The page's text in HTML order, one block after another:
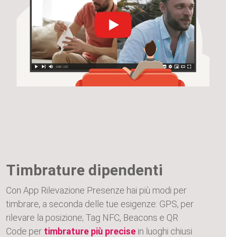
Timbrature dipendenti
Con App Rilevazione Presenze hai più modi per
timbrare, a seconda delle tue esigenze: GPS, per
rilevare la posizione; Tag NFC, Beacons e QR
Code per timbrature più precise in luoghi chiusi